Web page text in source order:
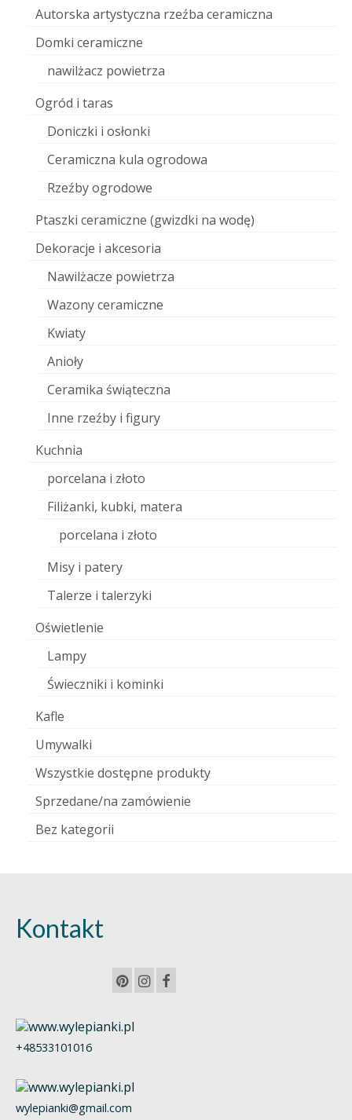
Autorska artystyczna rzeźba ceramiczna
Domki ceramiczne
nawilżacz powietrza
Ogród i taras
Doniczki i osłonki
Ceramiczna kula ogrodowa
Rzeźby ogrodowe
Ptaszki ceramiczne (gwizdki na wodę)
Dekoracje i akcesoria
Nawilżacze powietrza
Wazony ceramiczne
Kwiaty
Anioły
Ceramika świąteczna
Inne rzeźby i figury
Kuchnia
porcelana i złoto
Filiżanki, kubki, matera
porcelana i złoto
Misy i patery
Talerze i talerzyki
Oświetlenie
Lampy
Świeczniki i kominki
Kafle
Umywalki
Wszystkie dostępne produkty
Sprzedane/na zamówienie
Bez kategorii
Kontakt
+48533101016
wylepianki@gmail.com